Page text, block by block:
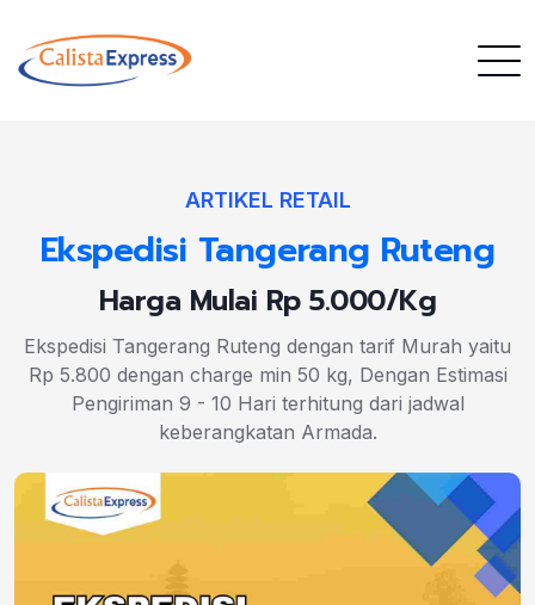
ARTIKEL RETAIL
Ekspedisi Tangerang Ruteng
Harga Mulai Rp 5.000/Kg
Ekspedisi Tangerang Ruteng dengan tarif Murah yaitu
Rp 5.800 dengan charge min 50 kg, Dengan Estimasi
Pengiriman 9 - 10 Hari terhitung dari jadwal
keberangkatan Armada.